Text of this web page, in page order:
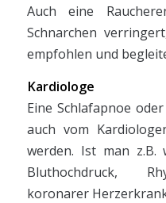
Auch eine
Schnarchen
empfohlen und
Kardiologe
Eine Schlafapnoe
auch vom
werden. Ist man z.B.
Bluthochdruck,
koronarer